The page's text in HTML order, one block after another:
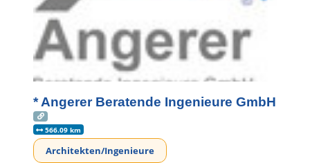
* Angerer Beratende Ingenieure GmbH
566.09 km
Architekten/Ingenieure